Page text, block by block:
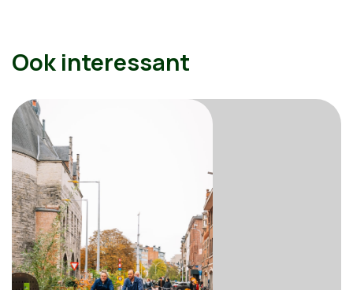
Ook interessant